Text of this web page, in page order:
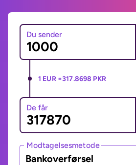
Du sender
1 EUR =317.8698 PKR
De får
Modtagelsesmetode
Bankoverførsel